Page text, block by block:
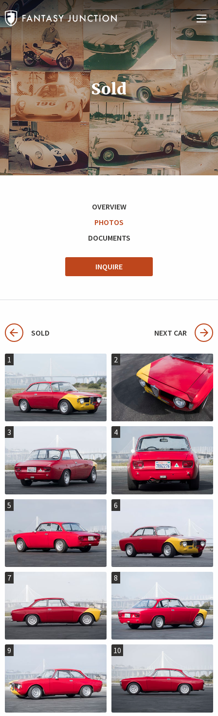
Sold
OVERVIEW
PHOTOS
DOCUMENTS
INQUIRE
SOLD NEXT CAR
1 2
3 4
5 6
7 8
9 10